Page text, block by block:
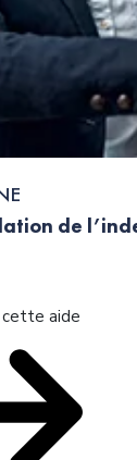
de
aide